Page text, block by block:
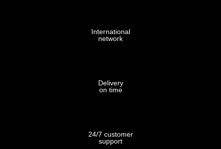
International
network
Delivery
on time
24/7 customer
support